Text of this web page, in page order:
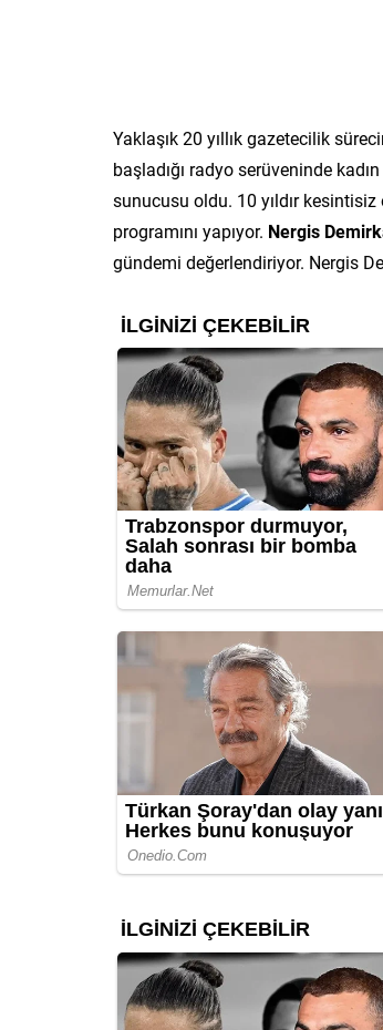
Yaklaşık 20 yıllık gazetecilik
başladığı radyo serüveninde
sunucusu oldu. 10 yıldır kesintisiz
programını yapıyor. Nergis
gündemi değerlendiriyor. Nergis